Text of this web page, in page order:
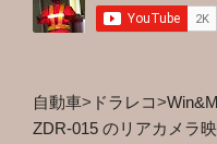
自動車> ドラレコ>
ZDR-015 のリアカメラ